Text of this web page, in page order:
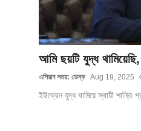
আমি ছয়টি যুদ্ধ
এশিয়ান সময়: ডেস্ক Aug 19, 2025
ইউক্রেন যুদ্ধ থামিয়ে স্থায়ী শান্তি